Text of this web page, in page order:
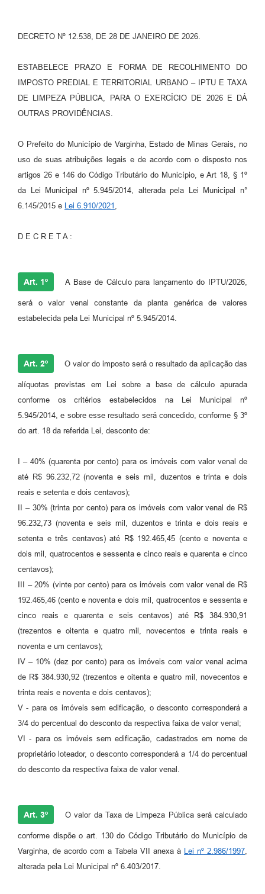
DECRETO Nº 12.538, DE 28 DE JANEIRO DE 2026.
ESTABELECE PRAZO E FORMA DE RECOLHIMENTO DO
IMPOSTO PREDIAL E TERRITORIAL URBANO – IPTU E TAXA
DE LIMPEZA PÚBLICA, PARA O EXERCÍCIO DE 2026 E DÁ
OUTRAS PROVIDÊNCIAS.
O Prefeito do Município de Varginha, Estado de Minas Gerais, no
uso de suas atribuições legais e de acordo com o disposto nos
artigos 26 e 146 do Código Tributário do Município, e Art 18, § 1º
da Lei Municipal nº 5.945/2014, alterada pela Lei Municipal n°
6.145/2015 e Lei 6.910/2021
D E C R E T A :
Art. 1º A Base de Cálculo para lançamento do IPTU/2026,
será o valor venal constante da planta genérica de valores
estabelecida pela Lei Municipal nº 5.945/2014.
Art. 2º O valor do imposto será o resultado da aplicação das
alíquotas previstas em Lei sobre a base de cálculo apurada
conforme os critérios estabelecidos na Lei Municipal nº
5.945/2014, e sobre esse resultado será concedido, conforme § 3º
do art. 18 da referida Lei, desconto de:
I – 40% (quarenta por cento) para os imóveis com valor venal de
até R$ 96.232,72 (noventa e seis mil, duzentos e trinta e dois
reais e setenta e dois centavos);
II – 30% (trinta por cento) para os imóveis com valor venal de R$
96.232,73 (noventa e seis mil, duzentos e trinta e dois reais e
setenta e três centavos) até R$ 192.465,45 (cento e noventa e
dois mil, quatrocentos e sessenta e cinco reais e quarenta e cinco
centavos);
III – 20% (vinte por cento) para os imóveis com valor venal de R$
192.465,46 (cento e noventa e dois mil, quatrocentos e sessenta e
cinco reais e quarenta e seis centavos) até R$ 384.930,91
(trezentos e oitenta e quatro mil, novecentos e trinta reais e
noventa e um centavos);
IV – 10% (dez por cento) para os imóveis com valor venal acima
de R$ 384.930,92 (trezentos e oitenta e quatro mil, novecentos e
trinta reais e noventa e dois centavos);
V - para os imóveis sem edificação, o desconto corresponderá a
3/4 do percentual do desconto da respectiva faixa de valor venal;
VI - para os imóveis sem edificação, cadastrados em nome de
proprietário loteador, o desconto corresponderá a 1/4 do percentual
do desconto da respectiva faixa de valor venal.
Art. 3º O valor da Taxa de Limpeza Pública será calculado
conforme dispõe o art. 130 do Código Tributário do Município de
Varginha, de acordo com a Tabela VII anexa à Lei nº 2.986/1997
alterada pela Lei Municipal nº 6.403/2017.